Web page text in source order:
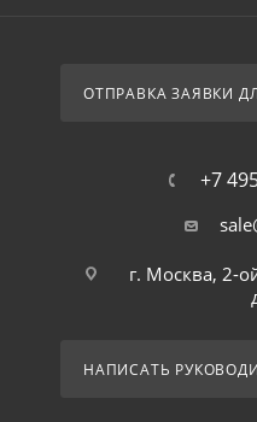
ОТПРАВКА ЗАЯВКИ
+7
г. Москва, 2-
НАПИСАТЬ